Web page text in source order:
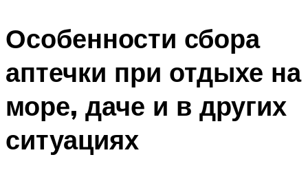
Особенности сбора
аптечки при отдыхе на
море, даче и в других
ситуациях